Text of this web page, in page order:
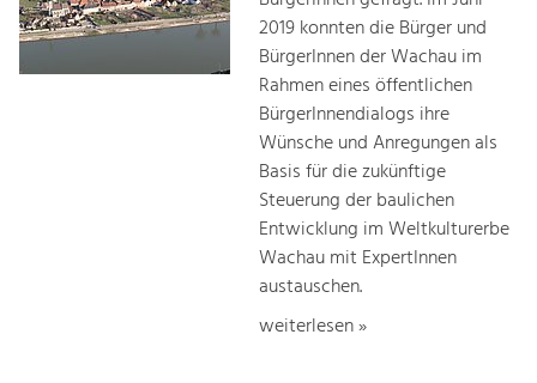
2019 konnten die Bürger und
BürgerInnen der Wachau im
Rahmen eines öffentlichen
BürgerInnendialogs ihre
Wünsche und Anregungen als
Basis für die zukünftige
Steuerung der baulichen
Entwicklung im Weltkulturerbe
Wachau mit ExpertInnen
austauschen.
weiterlesen »